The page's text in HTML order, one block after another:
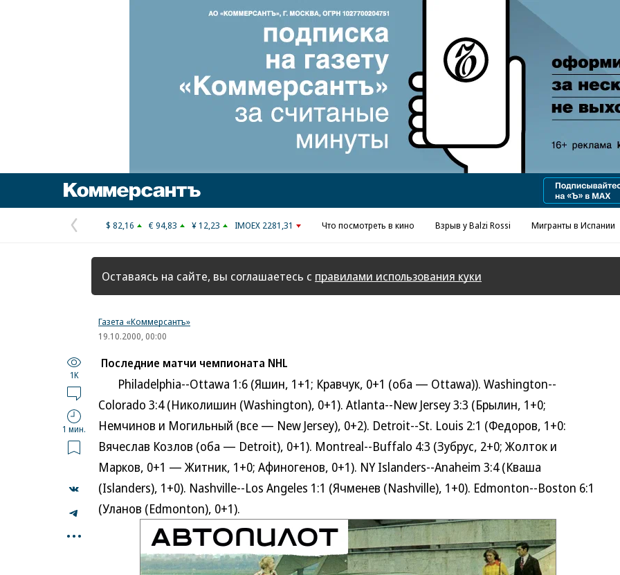
Предыдущая
страница
$ 82,16 € 94,83 ¥ 12,23 IMOEX 2281,31 Что посмотреть в кино Взрыв у Balzi Rossi Мигранты в Испании
Оставаясь на сайте, вы соглашаетесь с правилами использования куки
Газета «Коммерсантъ»
19.10.2000, 00:00
1K
1 мин.
...
Последние матчи чемпионата NHL
Philadelphia--Ottawa 1:6 (Яшин, 1+1; Кравчук, 0+1 (оба — Ottawa)). Washington--
Colorado 3:4 (Николишин (Washington), 0+1). Atlanta--New Jersey 3:3 (Брылин, 1+0;
Немчинов и Могильный (все — New Jersey), 0+2). Detroit--St. Louis 2:1 (Федоров, 1+0:
Вячеслав Козлов (оба — Detroit), 0+1). Montreal--Buffalo 4:3 (Зубрус, 2+0; Жолток и
Марков, 0+1 — Житник, 1+0; Афиногенов, 0+1). NY Islanders--Anaheim 3:4 (Кваша
(Islanders), 1+0). Nashville--Los Angeles 1:1 (Ячменев (Nashville), 1+0). Edmonton--Boston 6:1
(Уланов (Edmonton), 0+1).